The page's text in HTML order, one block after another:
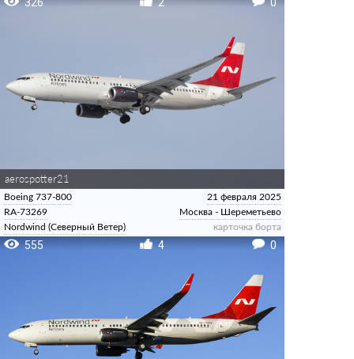
aerospotter21
Boeing 737-800
RA-73269
Nordwind (Северный Ветер)
21 февраля 2025
Москва - Шереметьево
карточка борта
555 4 0